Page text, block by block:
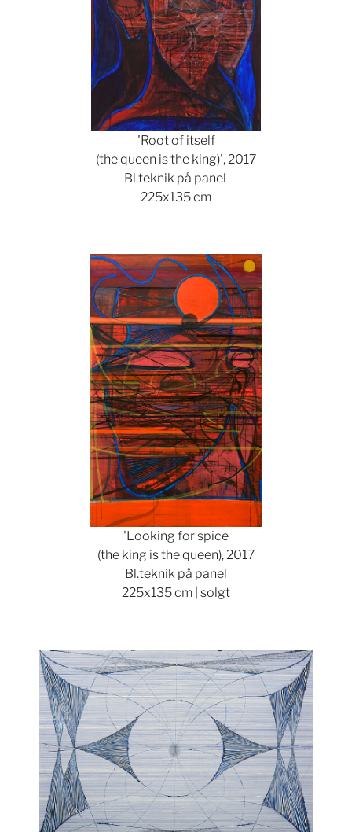
'Root of itself
(the queen is the king)', 2017
Bl.teknik på panel
225x135 cm
Show larger version
'Looking for spice
(the king is the queen), 2017
Bl.teknik på panel
225x135 cm | solgt
Show larger version